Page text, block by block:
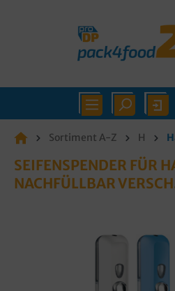
Sortiment A-Z H
SEIFENSPENDER FÜR
NACHFÜLLBAR